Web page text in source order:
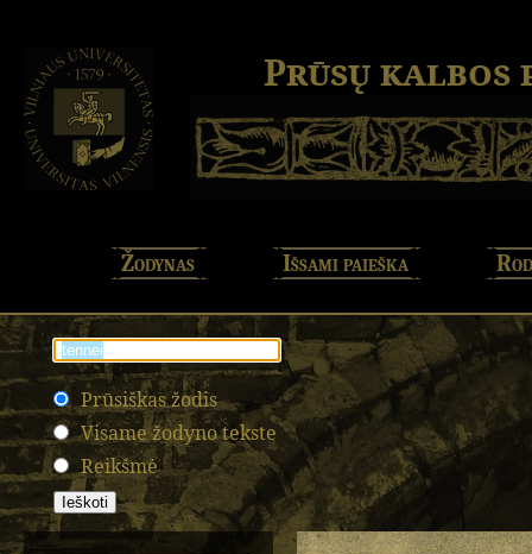
Prūsų kalbos
Žodynas Išsami paieška
Prūsiškas žodis
Visame žodyno tekste
Reikšmė